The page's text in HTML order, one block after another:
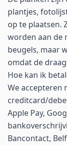
plantjes,
op te plaatsen.
worden aan de
beugels, maar
omdat de
Hoe kan ik
We accepteren
creditcard/
Apple Pay,
Bancontact,